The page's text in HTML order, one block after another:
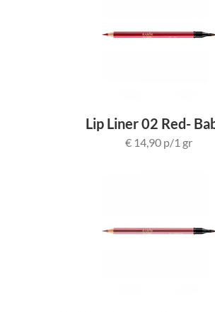
Lip Liner 02 Red-
€ 14,90 p/1 gr